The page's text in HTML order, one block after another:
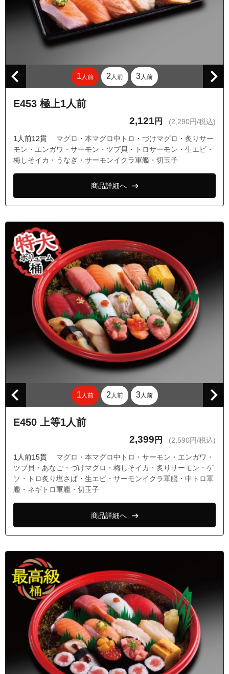
1人前 2 人前 3人前
E453 極上1人前
2,121 円 (2,290円/税込)
1人前12貫
マグロ・本マグロ中トロ・づけマグロ・炙りサー
モン・エンガワ・サーモン・ツブ貝・トロサーモン・生エビ・
梅しそイカ・うなぎ・サーモンイクラ軍艦・切玉子
商品詳細へ
1人前 2 人前 3人前
E450 上等1人前
2,399 円 (2,590円/税込)
1人前15貫
マグロ・本マグロ中トロ・サーモン・エンガワ・
ツブ貝・あなご・づけマグロ・梅しそイカ・炙りサーモン・ゲ
ソ・トロ炙り塩さば・生エビ・サーモンイクラ軍艦・中トロ軍
艦・ネギトロ軍艦・切玉子
商品詳細へ